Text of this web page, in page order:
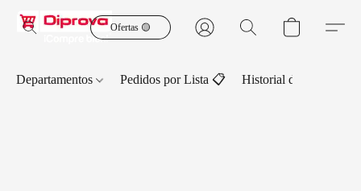
Ofertas 🟡
Departamentos Pedidos por Lista 📋 Historial de Pedidos